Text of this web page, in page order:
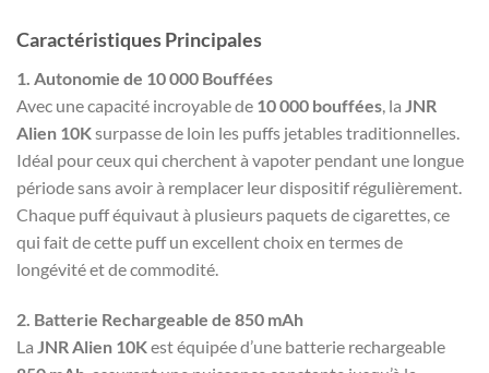
Caractéristiques Principales
1. Autonomie de 10 000 Bouffées
Avec une capacité incroyable de 10 000 bouffées, la JNR
Alien 10Ksurpasse de loin les puffs jetables traditionnelles.
Idéal pour ceux qui cherchent à vapoter pendant une longue
période sans avoir à remplacer leur dispositif régulièrement.
Chaque puff équivaut à plusieurs paquets de cigarettes, ce
qui fait de cette puff un excellent choix en termes de
longévité et de commodité.
2. Batterie Rechargeable de 850 mAh
La JNR Alien 10Kest équipée d’une batterie rechargeable